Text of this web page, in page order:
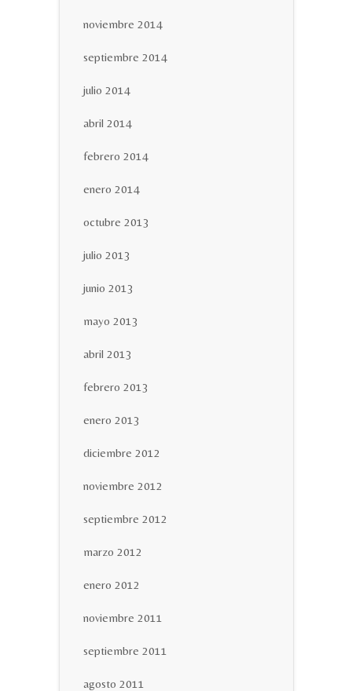
noviembre 2014
septiembre 2014
julio 2014
abril 2014
febrero 2014
enero 2014
octubre 2013
julio 2013
junio 2013
mayo 2013
abril 2013
febrero 2013
enero 2013
diciembre 2012
noviembre 2012
septiembre 2012
marzo 2012
enero 2012
noviembre 2011
septiembre 2011
agosto 2011